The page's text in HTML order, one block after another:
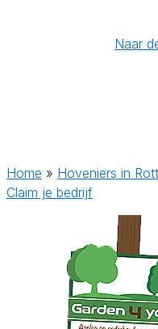
Naar
Home » Hoveniers in
Claim je bedrijf